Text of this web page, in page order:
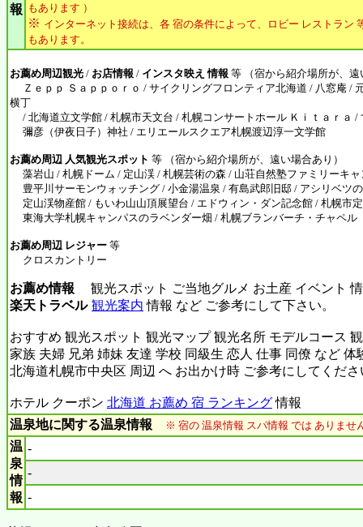
報 もあります ）
※ インターネット接続は、各 宿の条件によって、ロビー レストラン
もあります。
お薦め周辺観光 / お店情報 / インスタ映え 情報 等 （宿から紹介場所が、
Ｚｅｐｐ Ｓａｐｐｏｒｏ / サイクリングフロンティア北海道 / 八窓庵 /
横丁
/ 北海道立文学館 / 札幌市天文台 / 札幌コンサートホール Ｋｉｔａｒａ /
彌彦（伊夜日子）神社 / エリエールスクエア札幌渡辺淳一文学館
お薦め周辺 人気観光スポット 等 （宿から紹介場所が、遠い場合あり）
藻岩山 / 札幌ドーム / 定山渓 / 札幌芸術の森 / 山荘自然塾ファミリーキャ
豊平川サーモンウォッチング / 小金湯温泉 / 有島武郎旧邸 / アシリベツ
定山渓物産館 / もいわ山山頂展望台 / エドウィン・ダン記念館 / 札幌市
東海大学札幌キャンパスのラベンダー畑 / 札幌ブランバーチ・チャペル
お薦め周辺 レジャー 等
クロスカントリー
お薦め情報 観光スポット ご当地グルメ お土産 イベント
楽天トラベル 観光案内 情報 など ご参考にして下さい。
おすすめ 観光スポット 観光マップ 観光名所 モデルコース
家族 夫婦 兄弟 姉妹 友達 学校 同級生 恋人 仕事 同僚 など 体
北海道札幌市中央区 周辺 へ お出かけ時 ご参考にしてくださ
ホテル クーポン 北海道 お薦め 宿 ランキング情報
温泉地に関する温泉情報
※ 宿の 温泉情報 スパ情報 では ありませ
温
泉
情
報
-
-
-